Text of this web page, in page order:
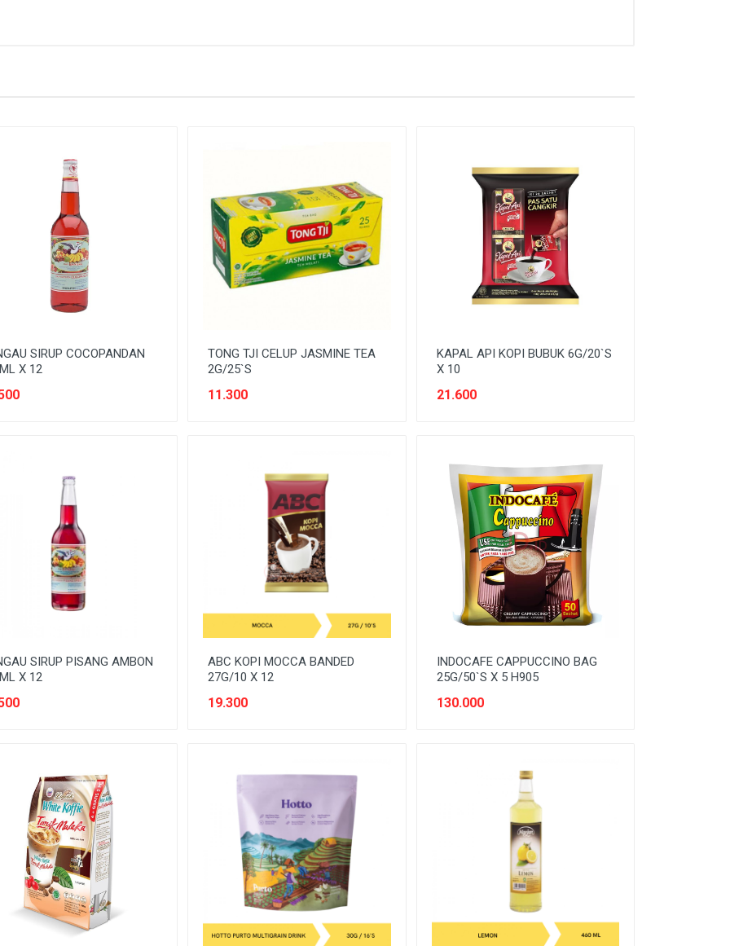
SIRUP COCOPANDAN
X 12
TONG TJI CELUP JASMINE TEA
2G/25`S
11.300
KAPAL API KOPI BUBUK 6G/20`S
X 10
21.600
SIRUP PISANG AMBON
X 12
ABC KOPI MOCCA BANDED
27G/10 X 12
19.300
INDOCAFE CAPPUCCINO BAG
25G/50`S X 5 H905
130.000